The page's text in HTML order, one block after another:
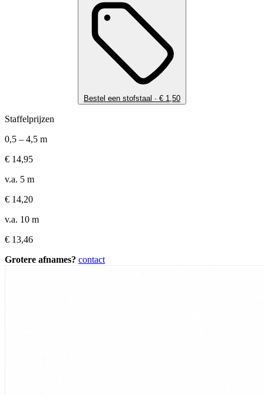
Bestel een stofstaal · € 1,50
Staffelprijzen
0,5 – 4,5 m
€ 14,95
v.a. 5 m
€ 14,20
v.a. 10 m
€ 13,46
Grotere afnames? contact